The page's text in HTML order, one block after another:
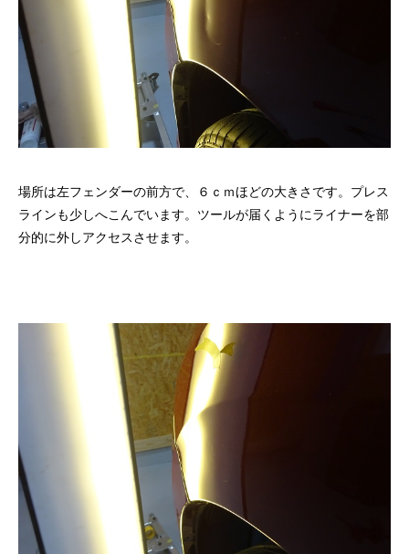
場所は左フェンダーの前方で、６ｃｍほどの大きさです。プレス
ラインも少しへこんでいます。ツールが届くようにライナーを部
分的に外しアクセスさせます。